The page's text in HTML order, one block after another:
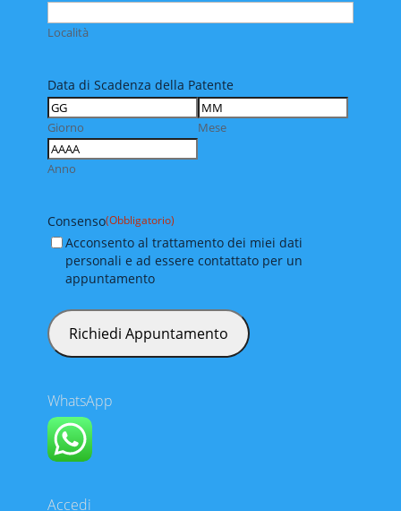
Località
Data di Scadenza della Patente
Giorno Mese
Anno
Consenso(Obbligatorio)
Acconsento al trattamento dei miei dati
personali e ad essere contattato per un
appuntamento
WhatsApp
Accedi